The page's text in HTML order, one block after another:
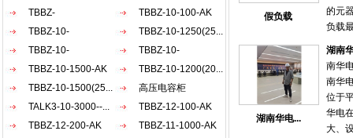
AKW AKW
TBBZ-
900（200+30...
TBBZ-10-100-AK
TBBZ-10-
1200（20...
TBBZ-10-1250(25...
TBBZ-10-
900（150...
TBBZ-10-
1500（50...
TBBZ-10-1500-AK
TBBZ-10-1200(20...
TBBZ-10-1500(25...
高压电容柜
TALK3-10-3000--...
TBBZ-12-100-AK
TBBZ-12-200-AK
TBBZ-11-1000-AK
假负载
的元
负载
抗匹
时使
电阻
发射
要匹
湖南华电...
湖南
南华
南华
位于
华电
大、